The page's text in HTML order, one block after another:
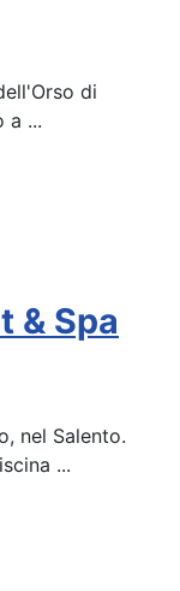
di
a ...
& Spa
nel Salento.
...